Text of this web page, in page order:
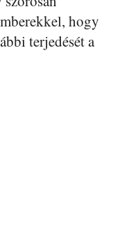
hogy
terjedését a